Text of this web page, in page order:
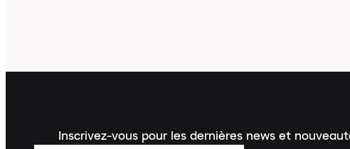
Inscrivez-vous pour les dernières news et